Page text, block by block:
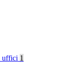
uffici 1